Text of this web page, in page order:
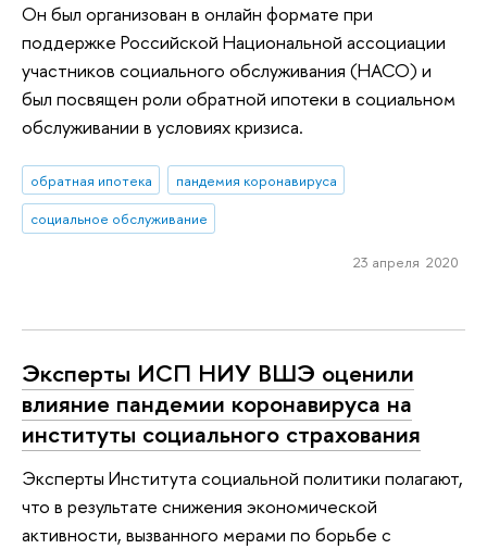
Он был организован в онлайн формате при
поддержке Российской Национальной ассоциации
участников социального обслуживания (НАСО) и
был посвящен роли обратной ипотеки в социальном
обслуживании в условиях кризиса.
обратная ипотека
пандемия коронавируса
социальное обслуживание
23 апреля 2020
Эксперты ИСП НИУ ВШЭ оценили
влияние пандемии коронавируса на
институты социального страхования
Эксперты Института социальной политики полагают,
что в результате снижения экономической
активности, вызванного мерами по борьбе с